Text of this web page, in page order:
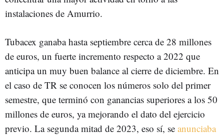
instalaciones de Amurrio.
Tubacex ganaba hasta septiembre cerca de 28 millones
de euros, un fuerte incremento respecto a 2022 que
anticipa un muy buen balance al cierre de diciembre. En
el caso de TR se conocen los números solo del primer
semestre, que terminó con ganancias superiores a los 50
millones de euros, ya mejorando el dato del ejercicio
previo. La segunda mitad de 2023, eso sí, se anunciaba